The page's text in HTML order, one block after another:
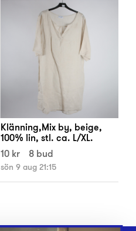
Klänning,Mix by, beige,
100% lin, stl. ca. L/XL.
10 kr
8 bud
sön 9 aug 21:15